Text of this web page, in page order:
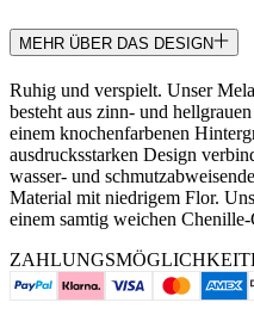
MEHR ÜBER DAS DESIGN
Ruhig und verspielt. Unser
besteht aus zinn- und
einem knochenfarbenen
ausdrucksstarken Design
wasser- und
Material mit niedrigem Flor.
einem samtig weichen